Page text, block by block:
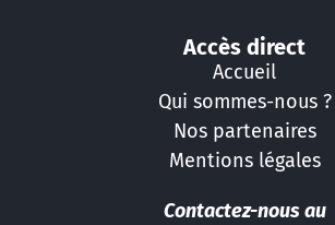
Accès direct
Accueil
Qui sommes-nous ?
Nos partenaires
Mentions légales
Contactez-nous au